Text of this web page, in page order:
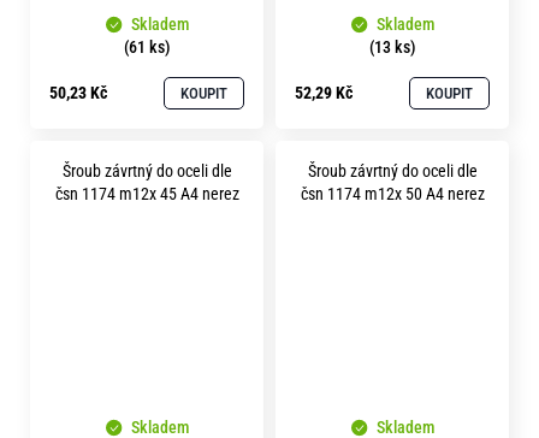
Skladem
(61 ks)
50,23 Kč KOUPIT
Skladem
(13 ks)
52,29 Kč KOUPIT
Šroub závrtný do oceli dle
čsn 1174 m12x 45 A4 nerez
Skladem
Šroub závrtný do oceli dle
čsn 1174 m12x 50 A4 nerez
Skladem